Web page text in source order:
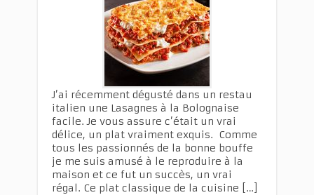
J’ai récemment dégusté dans un restau
italien une Lasagnes à la Bolognaise
facile. Je vous assure c’était un vrai
délice, un plat vraiment exquis. Comme
tous les passionnés de la bonne bouffe
je me suis amusé à le reproduire à la
maison et ce fut un succès, un vrai
régal. Ce plat classique de la cuisine […]